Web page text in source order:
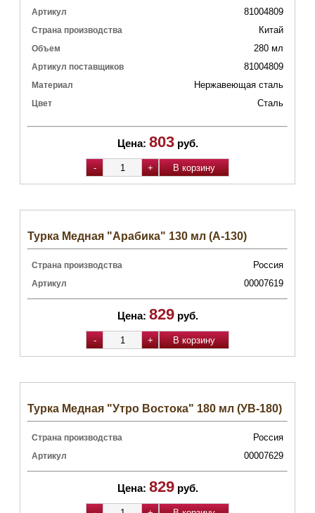
Артикул 81004809
Страна производства Китай
Объем 280 мл
Артикул поставщиков 81004809
Материал Нержавеющая сталь
Цвет Сталь
Цена: 803 руб.
Турка Медная "Арабика" 130 мл (А-130)
Страна производства Россия
Артикул 00007619
Цена: 829 руб.
Турка Медная "Утро Востока" 180 мл (УВ-180)
Страна производства Россия
Артикул 00007629
Цена: 829 руб.